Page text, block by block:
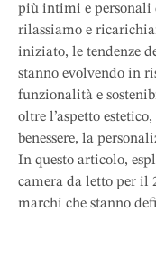
energie. Con il
del design della
evolvendo in
comfort,
…
più intimi e personali
rilassiamo e
iniziato, le tendenze
stanno evolvendo in
funzionalità e
oltre l’aspetto
benessere, la
In questo articolo,
camera da letto per il
marchi che stanno